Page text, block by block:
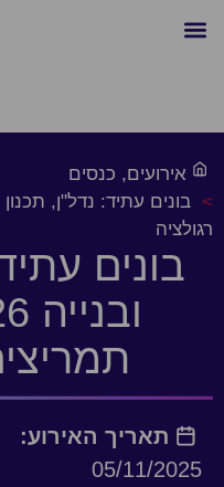
,כנסים
עתיד:
תאריך האירוע:
05/11/